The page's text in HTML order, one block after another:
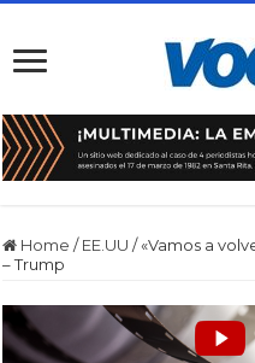
Home / EE.UU /«Vamos a
– Trump